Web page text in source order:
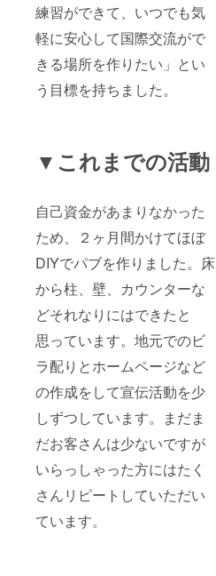
練習ができて、いつでも気
軽に安心して国際交流がで
きる場所を作りたい」とい
う目標を持ちました。
▼これまでの活動
自己資金があまりなかった
ため、２ヶ月間かけてほぼ
DIYでパブを作りました。床
から柱、壁、カウンターな
どそれなりにはできたと
思っています。地元でのビ
ラ配りとホームページなど
の作成をして宣伝活動を少
しずつしています。まだま
だお客さんは少ないですが
いらっしゃった方にはたく
さんリピートしていただい
ています。